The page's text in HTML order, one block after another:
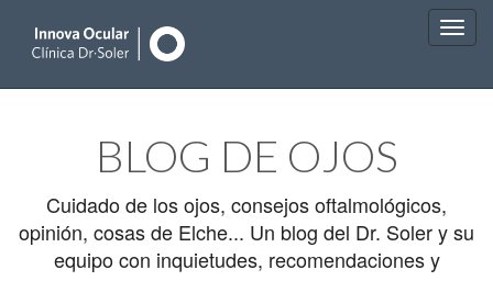
BLOG DE OJOS
Cuidado de los ojos, consejos oftalmológicos,
opinión, cosas de Elche... Un blog del Dr. Soler y su
equipo con inquietudes, recomendaciones y